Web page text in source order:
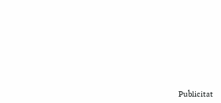
Publicitat